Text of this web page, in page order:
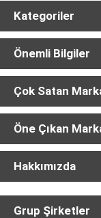
Kategoriler
Önemli Bilgiler
Çok Satan
Öne Çıkan
Hakkımızda
Grup Şirketler